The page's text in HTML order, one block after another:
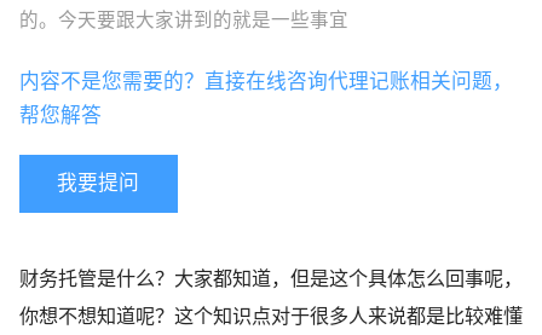
的。今天要跟大家讲到的就是一些事宜
我要提问
内容不是您需要的？直接在线咨询代理记账相关问题，
帮您解答
财务托管是什么？大家都知道，但是这个具体怎么回事呢，
你想不想知道呢？这个知识点对于很多人来说都是比较难懂